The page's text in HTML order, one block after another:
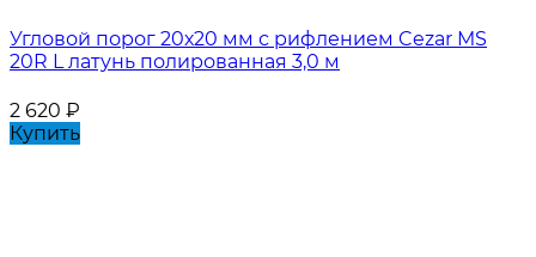
Угловой порог 20х20 мм с рифлением Cezar MS
20R L латунь полированная 3,0 м
2 620 ₽
Купить